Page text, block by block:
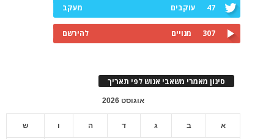
47 עוקבים מעקב
307 מנויים להירשם
סינון מאמרי משאבי אנוש לפי תאריך
אוגוסט 2026
א ב ג ד ה ו ש